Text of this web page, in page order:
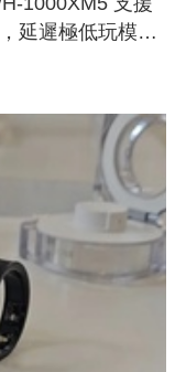
延遲極低玩模擬